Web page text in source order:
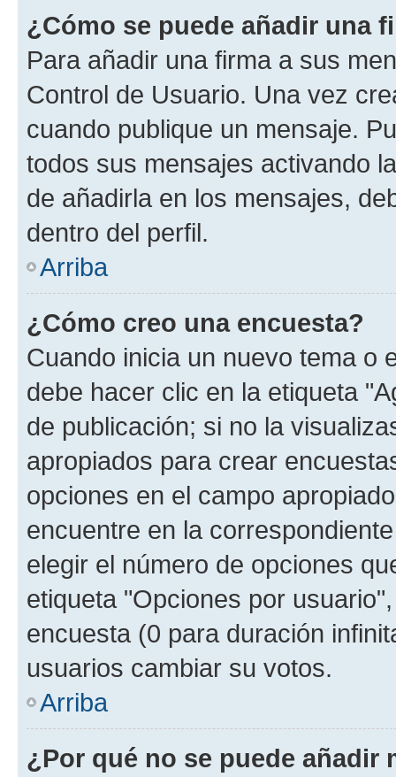
¿Cómo se puede añadir una
Para añadir una firma a sus
Control de Usuario. Una vez
cuando publique un mensaje.
todos sus mensajes activando
de añadirla en los mensajes,
dentro del perfil.
Arriba
¿Cómo creo una encuesta?
Cuando inicia un nuevo tema o
debe hacer clic en la etiqueta
de publicación; si no la
apropiados para crear
opciones en el campo
encuentre en la
elegir el número de opciones
etiqueta "Opciones por
encuesta (0 para duración
usuarios cambiar su votos.
Arriba
¿Por qué no se puede añadir